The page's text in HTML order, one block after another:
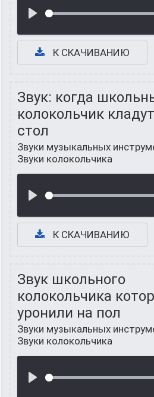
К СКАЧИВАНИЮ
Звук: когда
колокольчик
стол
Звуки музыкальных
Звуки колокольчика
К СКАЧИВАНИЮ
Звук школьного
колокольчика
уронили на пол
Звуки музыкальных
Звуки колокольчика